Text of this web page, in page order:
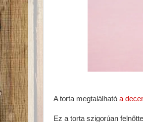
A torta megtalálható a
Ez a torta szigorúan